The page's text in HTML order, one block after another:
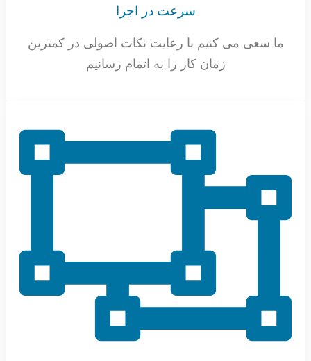
سرعت در اجرا
ما سعی می کنیم با رعایت نکات اصولی در کمترین
زمان کار را به اتمام رسانیم